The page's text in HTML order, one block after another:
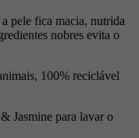
pele fica macia, nutrida
nobres evita o
100% reciclável
Jasmine para lavar o